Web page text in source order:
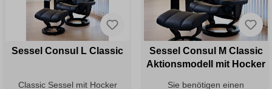
Sessel Consul L Classic
Classic Sessel mit Hocker
Sessel Consul M Classic
Aktionsmodell mit Hocker
Sie benötigen einen